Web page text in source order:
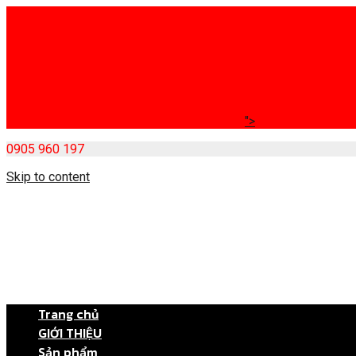
">
0905 960 197
Skip to content
Trang chủ
GIỚI THIỆU
Sản phẩm